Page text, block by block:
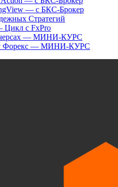
— с БКС-Брокер
Стратегий
Цикл с FxPro
— МИНИ-КУРС
Форекс — МИНИ-КУРС